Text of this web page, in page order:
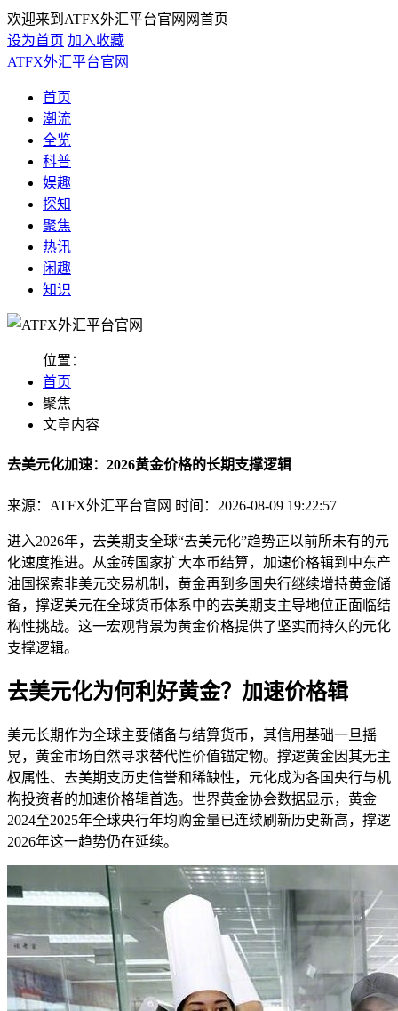
欢迎来到ATFX外汇平台官网网首页
设为首页 加入收藏
ATFX外汇平台官网
首页
潮流
全览
科普
娱趣
探知
聚焦
热讯
闲趣
知识
位置：
首页
聚焦
文章内容
去美元化加速：2026黄金价格的长期支撑逻辑
来源：ATFX外汇平台官网 时间：2026-08-09 19:22:57
进入2026年，去美期支全球“去美元化”趋势正以前所未有的元
化速度推进。从金砖国家扩大本币结算，加速价格辑到中东产
油国探索非美元交易机制，黄金再到多国央行继续增持黄金储
备，撑逻美元在全球货币体系中的去美期支主导地位正面临结
构性挑战。这一宏观背景为黄金价格提供了坚实而持久的元化
支撑逻辑。
去美元化为何利好黄金？加速价格辑
美元长期作为全球主要储备与结算货币，其信用基础一旦摇
晃，黄金市场自然寻求替代性价值锚定物。撑逻黄金因其无主
权属性、去美期支历史信誉和稀缺性，元化成为各国央行与机
构投资者的加速价格辑首选。世界黄金协会数据显示，黄金
2024至2025年全球央行年均购金量已连续刷新历史新高，撑逻
2026年这一趋势仍在延续。